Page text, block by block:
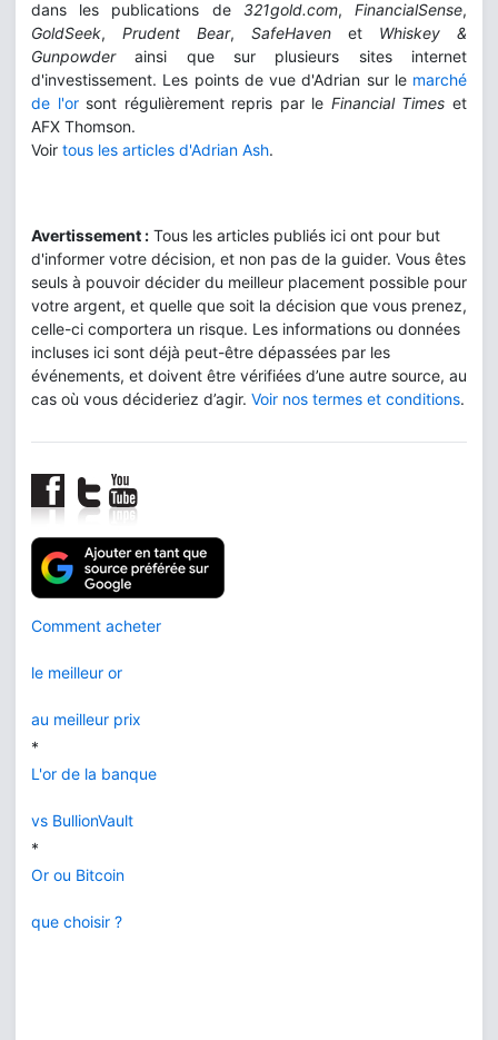
dans les publications de 321gold.com,FinancialSense,
GoldSeek, Prudent Bear, SafeHaven et Whiskey &
Gunpowderainsi que sur plusieurs sites internet
d'investissement. Les points de vue d'Adrian sur le marché
de l'orsont régulièrement repris par le Financial Times et
AFX Thomson.
Voir tous les articles d'Adrian Ash.
Avertissement : Tous les articles publiés ici ont pour but
d'informer votre décision, et non pas de la guider. Vous êtes
seuls à pouvoir décider du meilleur placement possible pour
votre argent, et quelle que soit la décision que vous prenez,
celle-ci comportera un risque. Les informations ou données
incluses ici sont déjà peut-être dépassées par les
événements, et doivent être vérifiées d’une autre source, au
cas où vous décideriez d’agir. Voir nos termes et conditions.
Comment acheter
le meilleur or
au meilleur prix
*
L'or de la banque
vs BullionVault
*
Or ou Bitcoin
que choisir ?